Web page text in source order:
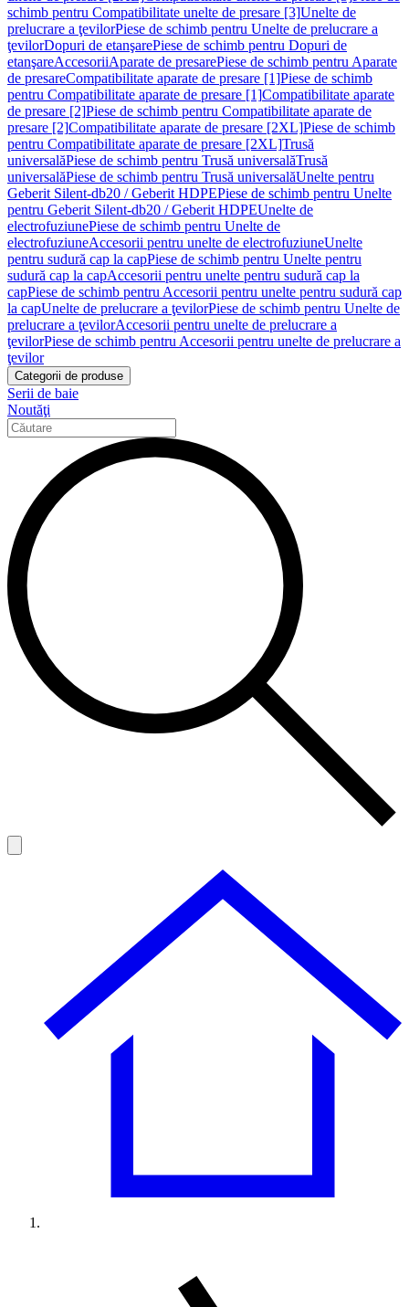
schimb pentru Compatibilitate unelte de presare [3]Unelte de
prelucrare a ţevilorPiese de schimb pentru Unelte de prelucrare a
ţevilorDopuri de etanşarePiese de schimb pentru Dopuri de
etanşareAccesoriiAparate de presarePiese de schimb pentru Aparate
de presareCompatibilitate aparate de presare [1]Piese de schimb
pentru Compatibilitate aparate de presare [1]Compatibilitate aparate
de presare [2]Piese de schimb pentru Compatibilitate aparate de
presare [2]Compatibilitate aparate de presare [2XL]Piese de schimb
pentru Compatibilitate aparate de presare [2XL]Trusă
universalăPiese de schimb pentru Trusă universalăTrusă
universalăPiese de schimb pentru Trusă universalăUnelte pentru
Geberit Silent-db20 / Geberit HDPEPiese de schimb pentru Unelte
pentru Geberit Silent-db20 / Geberit HDPEUnelte de
electrofuziunePiese de schimb pentru Unelte de
electrofuziuneAccesorii pentru unelte de electrofuziuneUnelte
pentru sudură cap la capPiese de schimb pentru Unelte pentru
sudură cap la capAccesorii pentru unelte pentru sudură cap la
capPiese de schimb pentru Accesorii pentru unelte pentru sudură cap
la capUnelte de prelucrare a ţevilorPiese de schimb pentru Unelte de
prelucrare a ţevilorAccesorii pentru unelte de prelucrare a
ţevilorPiese de schimb pentru Accesorii pentru unelte de prelucrare a
ţevilor
Categorii de produse
Serii de baie
Noutăţi